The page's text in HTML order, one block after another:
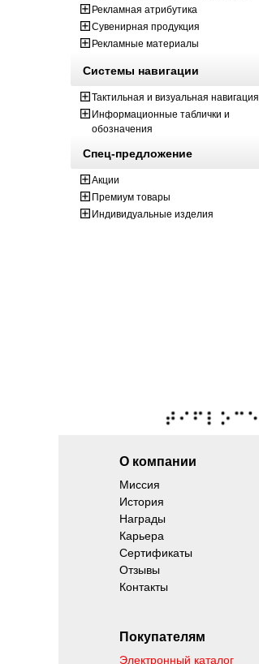
Рекламная атрибутика
Сувенирная продукция
Рекламные материалы
Системы навигации
Тактильная и визуальная навигация
Информационные таблички и
обозначения
Спец-предложение
Акции
Премиум товары
Индивидуальные изделия
О компании
Миссия
История
Награды
Карьера
Сертификаты
Отзывы
Контакты
Покупателям
Электронный каталог